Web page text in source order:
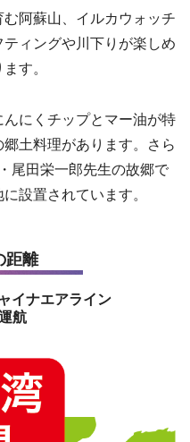
阿蘇山、イルカウォッチ
ィングや川下りが楽しめ
す。
にくチップとマー油が特
土料理があります。さら
尾田栄一郎先生の故郷で
設置されています。
距離
イナエアライン
航